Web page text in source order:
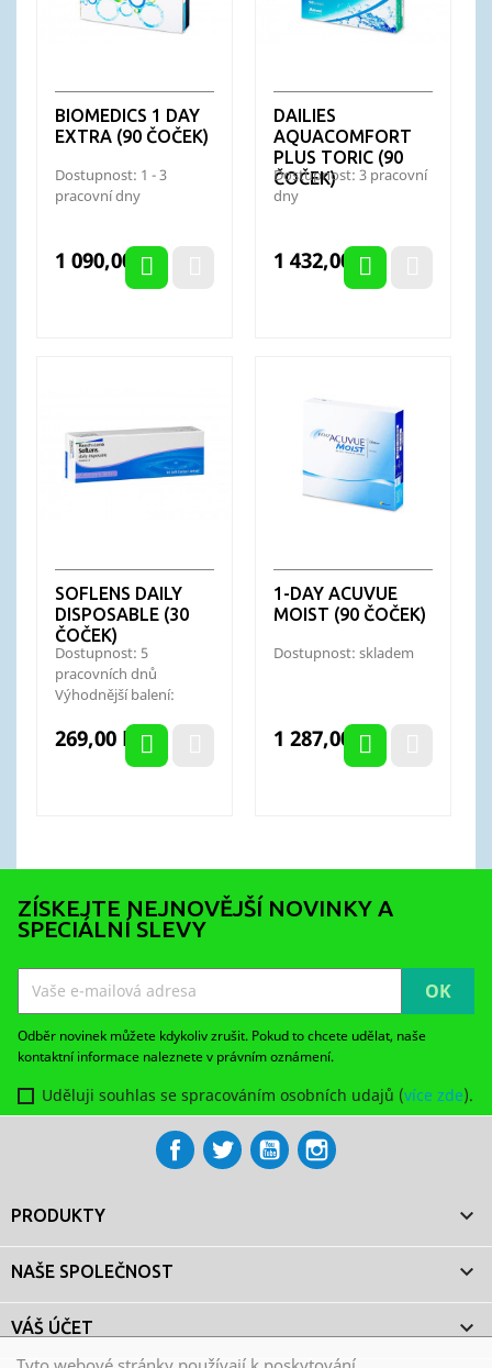
BIOMEDICS 1 DAY
EXTRA (90 ČOČEK)
Dostupnost: 1 - 3
pracovní dny
Cena
1 090,00 Kč
DAILIES
AQUACOMFORT
PLUS TORIC (90
ČOČEK)
Dostupnost: 3 pracovní
dny
Cena
1 432,00 Kč
SOFLENS DAILY
DISPOSABLE (30
ČOČEK)
Dostupnost: 5
pracovních dnů
Výhodnější balení:
(90 ks)
Cena
269,00 Kč
1-DAY ACUVUE
MOIST (90 ČOČEK)
Dostupnost: skladem
Cena
1 287,00 Kč
ZÍSKEJTE NEJNOVĚJŠÍ NOVINKY A
SPECIÁLNÍ SLEVY
Odběr novinek můžete kdykoliv zrušit. Pokud to chcete udělat, naše
kontaktní informace naleznete v právním oznámení.
Uděluji souhlas se spracováním osobních udajů (více zde).
FacebookTwitterYouTube
PRODUKTY 
NAŠE SPOLEČNOST 
VÁŠ ÚČET 